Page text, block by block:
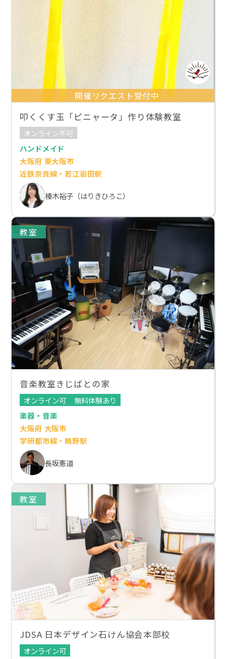
開催リクエスト受付中
叩くくす玉「ピニャータ」作り体験教室
オンライン不可
ハンドメイド
大阪府 東大阪市
近鉄奈良線・若江岩田駅
榛木裕子（はりきひろこ）
教室
音楽教室きじばとの家
オンライン可
無料体験あり
楽器・音楽
大阪府 大阪市
学研都市線・鴫野駅
長坂憲道
教室
JDSA 日本デザイン石けん協会本部校
オンライン可